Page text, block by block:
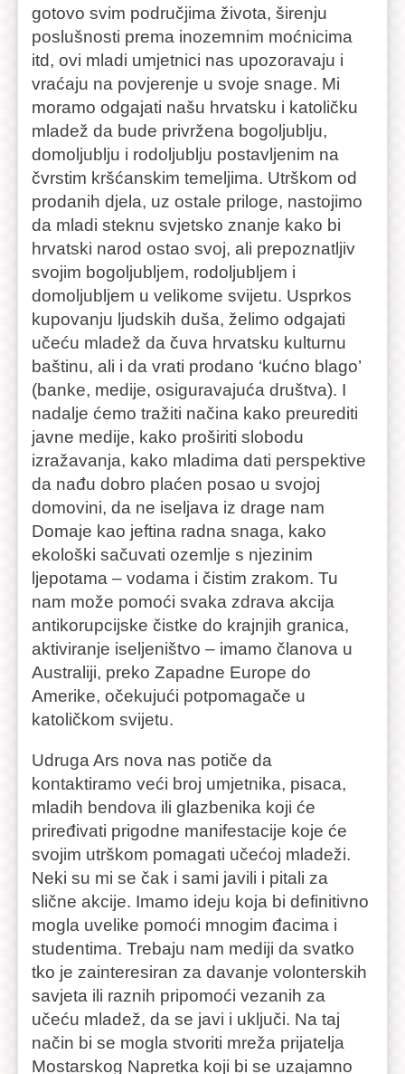
gotovo svim područjima života, širenju
poslušnosti prema inozemnim moćnicima
itd, ovi mladi umjetnici nas upozoravaju i
vraćaju na povjerenje u svoje snage. Mi
moramo odgajati našu hrvatsku i katoličku
mladež da bude privržena bogoljublju,
domoljublju i rodoljublju postavljenim na
čvrstim kršćanskim temeljima. Utrškom od
prodanih djela, uz ostale priloge, nastojimo
da mladi steknu svjetsko znanje kako bi
hrvatski narod ostao svoj, ali prepoznatljiv
svojim bogoljubljem, rodoljubljem i
domoljubljem u velikome svijetu. Usprkos
kupovanju ljudskih duša, želimo odgajati
učeću mladež da čuva hrvatsku kulturnu
baštinu, ali i da vrati prodano ‘kućno blago’
(banke, medije, osiguravajuća društva). I
nadalje ćemo tražiti načina kako preurediti
javne medije, kako proširiti slobodu
izražavanja, kako mladima dati perspektive
da nađu dobro plaćen posao u svojoj
domovini, da ne iseljava iz drage nam
Domaje kao jeftina radna snaga, kako
ekološki sačuvati ozemlje s njezinim
ljepotama – vodama i čistim zrakom. Tu
nam može pomoći svaka zdrava akcija
antikorupcijske čistke do krajnjih granica,
aktiviranje iseljeništvo – imamo članova u
Australiji, preko Zapadne Europe do
Amerike, očekujući potpomagače u
katoličkom svijetu.
Udruga Ars nova nas potiče da
kontaktiramo veći broj umjetnika, pisaca,
mladih bendova ili glazbenika koji će
priređivati prigodne manifestacije koje će
svojim utrškom pomagati učećoj mladeži.
Neki su mi se čak i sami javili i pitali za
slične akcije. Imamo ideju koja bi definitivno
mogla uvelike pomoći mnogim đacima i
studentima. Trebaju nam mediji da svatko
tko je zainteresiran za davanje volonterskih
savjeta ili raznih pripomoći vezanih za
učeću mladež, da se javi i uključi. Na taj
način bi se mogla stvoriti mreža prijatelja
Mostarskog Napretka koji bi se uzajamno